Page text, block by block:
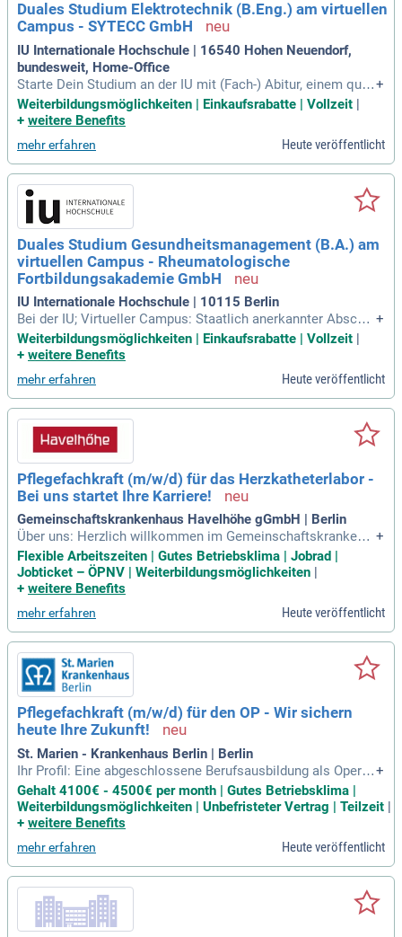
Duales Studium Elektrotechnik (B.Eng.) am virtuellen
Campus - SYTECC GmbH
IU Internationale Hochschule | 16540 Hohen Neuendorf,
bundesweit, Home-Office
Starte Dein Studium an der IU mit (Fach-) Abitur, einem quali
fizierten Berufsabschluss oder als staatl. gepr.
+
Weiterbildungsmöglichkeiten | Einkaufsrabatte | Vollzeit |
+ weitere Benefits
mehr erfahren Heute veröffentlicht
Duales Studium Gesundheitsmanagement (B.A.) am
virtuellen Campus - Rheumatologische
Fortbildungsakademie GmbH
IU Internationale Hochschule | 10115 Berlin
Bei der IU; Virtueller Campus: Staatlich anerkannter Abschlu
ss: Starte mit einem vollwertigen, anerkannten Hochschula
bschluss beruflich durch; Flexibles Studieren: Lerne ortsuna
+
Weiterbildungsmöglichkeiten | Einkaufsrabatte | Vollzeit |
+ weitere Benefits
mehr erfahren Heute veröffentlicht
Pflegefachkraft (m/w/d) für das Herzkatheterlabor -
Bei uns startet Ihre Karriere!
Gemeinschaftskrankenhaus Havelhöhe gGmbH | Berlin
Über uns: Herzlich willkommen im Gemeinschaftskrankenh
aus Havelhöhe gGmbH! Jährlich versorgen wir rund 13.500
Patient:innen auf etwa 400 Betten. Mit 14 Fachbereichen de
cken wir ein breites medizinisches Leistungsspektrum ab.
+
Flexible Arbeitszeiten | Gutes Betriebsklima | Jobrad |
Jobticket – ÖPNV | Weiterbildungsmöglichkeiten
+ weitere Benefits
mehr erfahren Heute veröffentlicht
Pflegefachkraft (m/w/d) für den OP - Wir sichern
heute Ihre Zukunft!
St. Marien - Krankenhaus Berlin | Berlin
Ihr Profil: Eine abgeschlossene Berufsausbildung als Operat
ionstechnische Assistenz oder examinierte Pflegefachkraft,
idealerweise mit einer Zusatzqualifikation als OP-Fachkraft;
Engagement, Teamfähigkeit, Belastbarkeit und eigenverantw
+
Gehalt 4100€ - 4500€ per month | Gutes Betriebsklima |
Weiterbildungsmöglichkeiten | Unbefristeter Vertrag | Teilzeit |
+ weitere Benefits
mehr erfahren Heute veröffentlicht